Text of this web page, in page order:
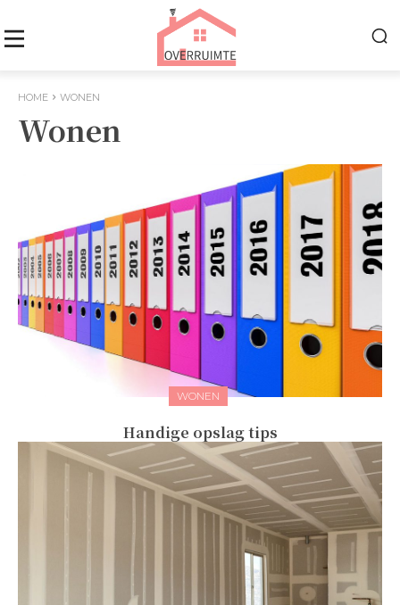
HOME WONEN
Wonen
WONEN
Handige opslag tips